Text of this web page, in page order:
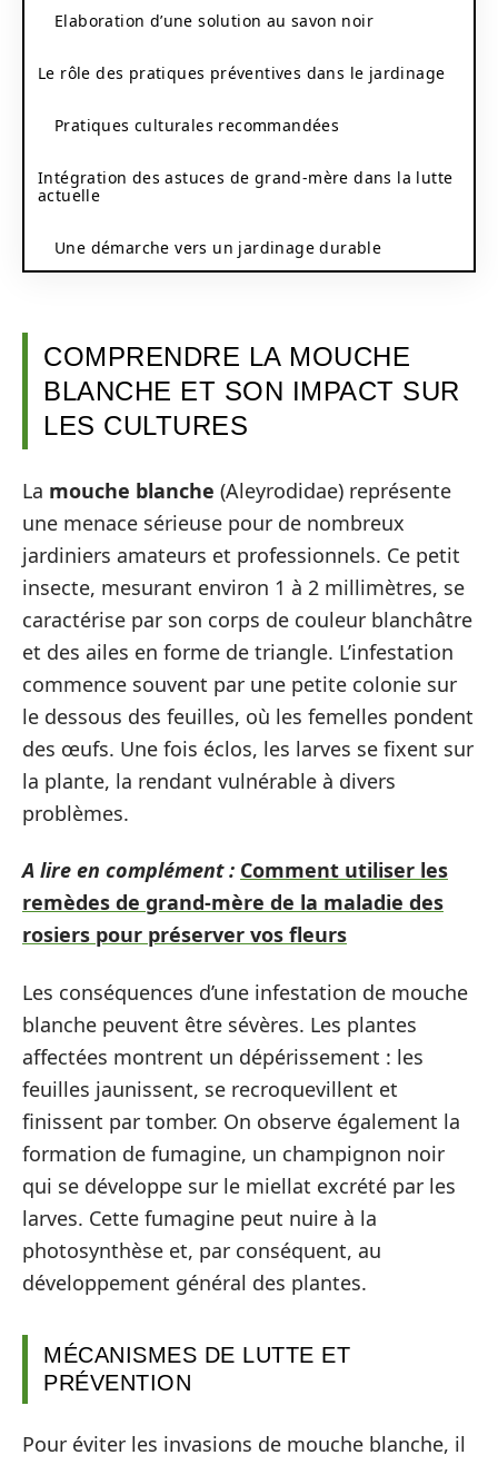
Elaboration d’une solution au savon noir
Le rôle des pratiques préventives dans le jardinage
Pratiques culturales recommandées
Intégration des astuces de grand-mère dans la lutte
actuelle
Une démarche vers un jardinage durable
COMPRENDRE LA MOUCHE
BLANCHE ET SON IMPACT SUR
LES CULTURES
La mouche blanche (Aleyrodidae) représente
une menace sérieuse pour de nombreux
jardiniers amateurs et professionnels. Ce petit
insecte, mesurant environ 1 à 2 millimètres, se
caractérise par son corps de couleur blanchâtre
et des ailes en forme de triangle. L’infestation
commence souvent par une petite colonie sur
le dessous des feuilles, où les femelles pondent
des œufs. Une fois éclos, les larves se fixent sur
la plante, la rendant vulnérable à divers
problèmes.
A lire en complément : Comment utiliser les
remèdes de grand-mère de la maladie des
rosiers pour préserver vos fleurs
Les conséquences d’une infestation de mouche
blanche peuvent être sévères. Les plantes
affectées montrent un dépérissement : les
feuilles jaunissent, se recroquevillent et
finissent par tomber. On observe également la
formation de fumagine, un champignon noir
qui se développe sur le miellat excrété par les
larves. Cette fumagine peut nuire à la
photosynthèse et, par conséquent, au
développement général des plantes.
MÉCANISMES DE LUTTE ET
PRÉVENTION
Pour éviter les invasions de mouche blanche, il